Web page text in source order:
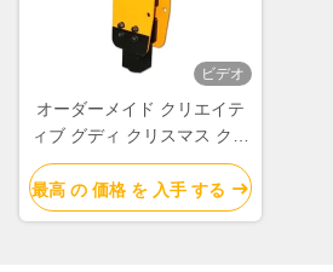
ビデオ
オーダーメイド クリエイテ
ィブ グディ クリスマス クラ
フト紙 ギフト バッグ Xmas
デコレーションパーティのた
めの自分のロゴ
最高 の 価格 を 入手 する